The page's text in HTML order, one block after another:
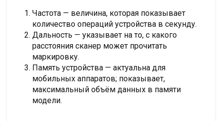
Частота — величина, которая показывает
количество операций устройства в секунду.
Дальность — указывает на то, с какого
расстояния сканер может прочитать
маркировку.
Память устройства — актуальна для
мобильных аппаратов; показывает,
максимальный объём данных в памяти
модели.